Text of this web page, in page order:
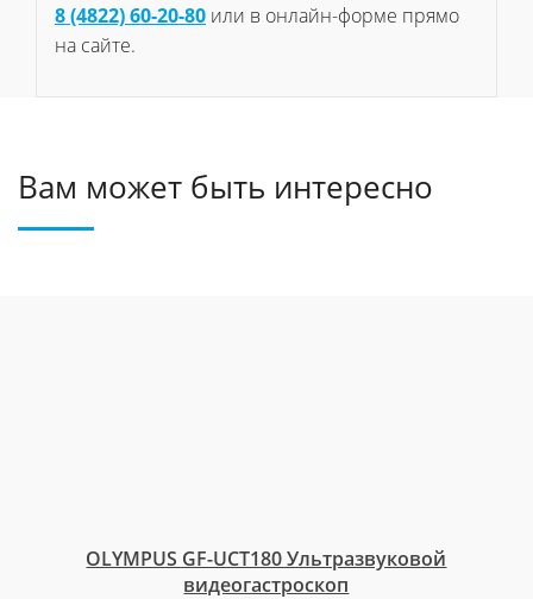
8 (4822) 60-20-80 или в онлайн-форме прямо
на сайте.
Вам может быть интересно
OLYMPUS GF-UCT180 Ультразвуковой
видеогастроскоп